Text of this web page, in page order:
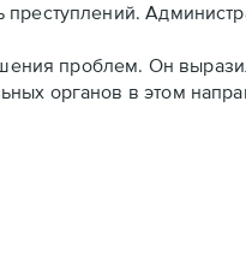
проблем. Он
органов в этом